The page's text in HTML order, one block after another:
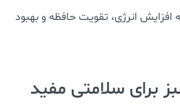
انرژی، تقویت حافظه و بهبود
برای سلامتی مفید